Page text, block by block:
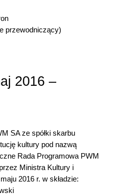
przewodniczący)
2016 –
SA ze spółki skarbu
kultury pod nazwą
Rada Programowa PWM
Ministra Kultury i
2016 r. w składzie: